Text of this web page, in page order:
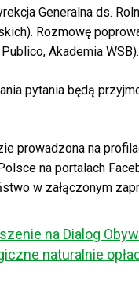
Generalna ds.
Rozmowę
Akademia WSB).
pytania będą
prowadzona na
na portalach
w załączonym
na Dialog
naturalnie